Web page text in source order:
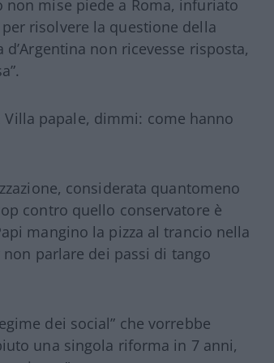
mise piede a Roma, infuriato
risolvere la questione della
non ricevesse risposta,
papale, dimmi: come hanno
considerata quantomeno
contro quello conservatore è
mangino la pizza al trancio nella
non parlare dei passi di tango
dei social” che vorrebbe
una singola riforma in 7 anni,